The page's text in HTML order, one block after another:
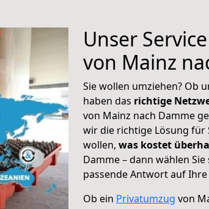
Unser
von Mainz
Sie wollen umziehen? Ob
haben das richtige
von Mainz nach Damme
wir die richtige Lösung für
wollen, was kostet
Damme – dann wählen
passende Antwort auf
Ob ein Privatumzug von